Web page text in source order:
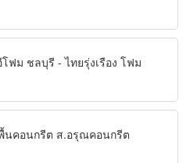
ฟม ชลบุรี - ไทยรุ่งเรือง โฟม
นคอนกรีต ส.อรุณคอนกรีต